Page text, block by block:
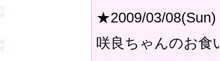
★2009/03/08(Sun)
咲良ちゃんのお食